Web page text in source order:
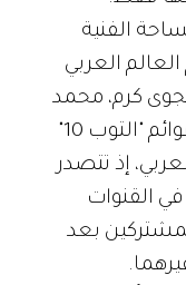
الفنية
العربي
كرم، محمد
رمضان، جورج وسوف وغيرهم في قوائم "التوب 10"
إذ تتصدر
القنوات
بعد